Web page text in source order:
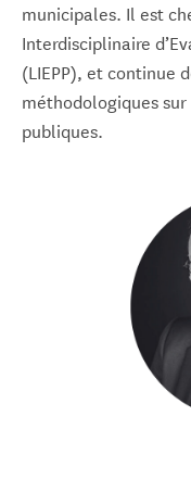
municipales. Il est
Interdisciplinaire
(LIEPP), et continue
méthodologiques
publiques.